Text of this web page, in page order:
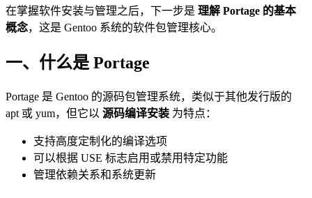
在掌握软件安装与管理之后，下一步是 理解 Portage 的基本
概念，这是 Gentoo 系统的软件包管理核心。
一、什么是 Portage
Portage 是 Gentoo 的源码包管理系统，类似于其他发行版的
apt 或 yum，但它以 源码编译安装 为特点：
支持高度定制化的编译选项
可以根据 USE 标志启用或禁用特定功能
管理依赖关系和系统更新